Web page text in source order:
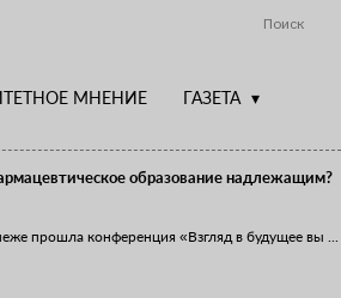
Поиск
МНЕНИЕ ГАЗЕТА
образование надлежащим?
прошла конференция «Взгляд в будущее вы